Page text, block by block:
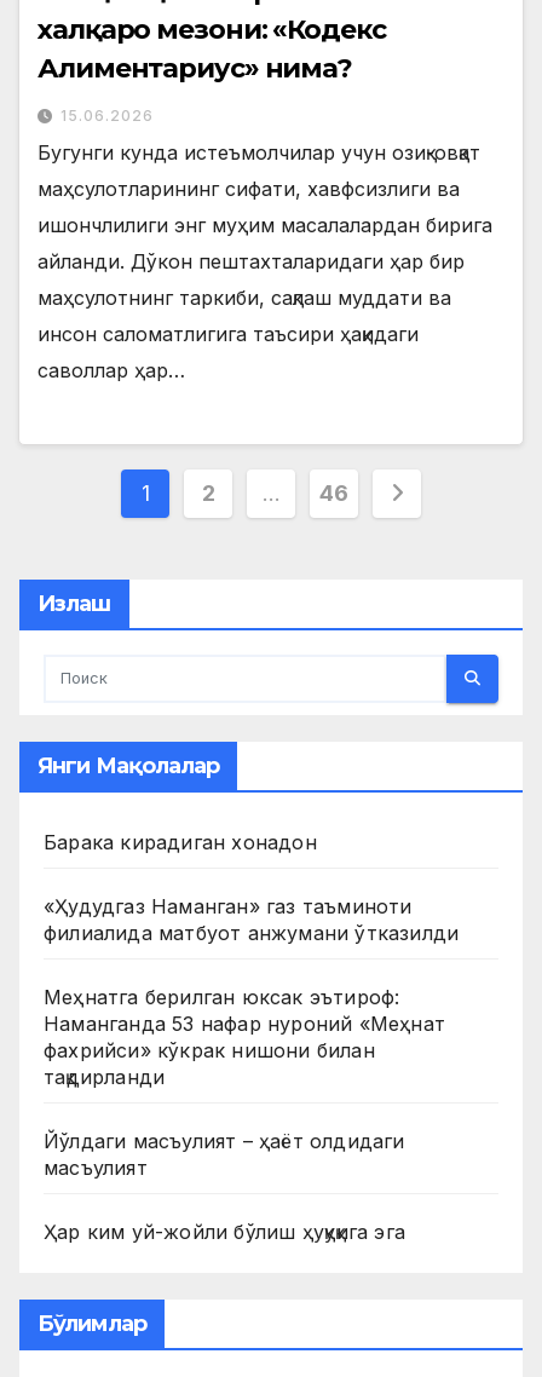
халқаро мезони: «Кодекс
Алиментариус» нима?
15.06.2026
Бугунги кунда истеъмолчилар учун озиқ-овқат
маҳсулотларининг сифати, хавфсизлиги ва
ишончлилиги энг муҳим масалалардан бирига
айланди. Дўкон пештахталаридаги ҳар бир
маҳсулотнинг таркиби, сақлаш муддати ва
инсон саломатлигига таъсири ҳақидаги
саволлар ҳар…
Posts
1 2 … 46
Излаш
Янги Мақолалар
Барака кирадиган хонадон
«Ҳудудгаз Наманган» газ таъминоти
филиалида матбуот анжумани ўтказилди
Меҳнатга берилган юксак эътироф:
Наманганда 53 нафар нуроний «Меҳнат
фахрийси» кўкрак нишони билан
тақдирланди
Йўлдаги масъулият – ҳаёт олдидаги
масъулият
Ҳар ким уй-жойли бўлиш ҳуқуқига эга
Бўлимлар